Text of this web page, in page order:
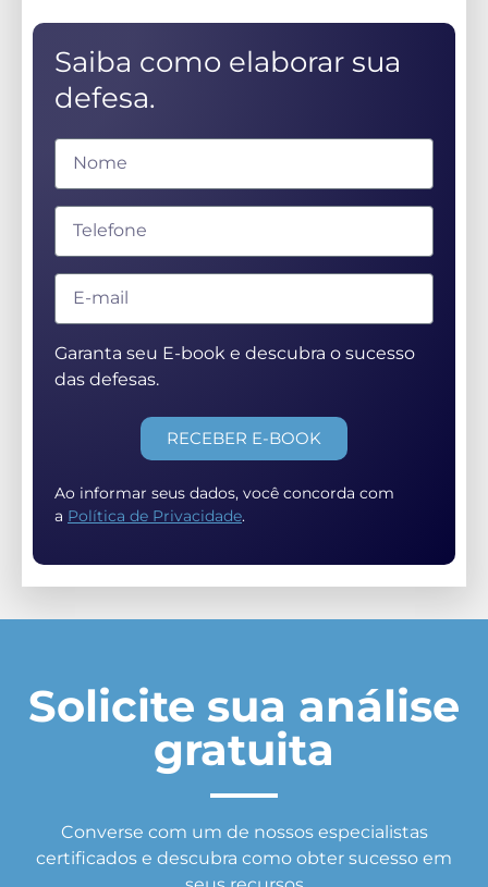
Saiba como elaborar sua
defesa.
Garanta seu E-book e descubra o sucesso
das defesas.
RECEBER E-BOOK
Ao informar seus dados, você concorda com
a Política de Privacidade.
Solicite sua análise
gratuita
Converse com um de nossos especialistas
certificados e descubra como obter sucesso em